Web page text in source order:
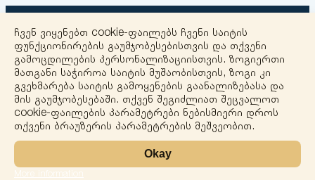
+
−
ჩვენ ვიყენებთ cookie-ფაილებს ჩვენი საიტის
ფუნქციონირების გაუმჯობესებისთვის და თქვენი
გამოცდილების პერსონალიზაციისთვის. ზოგიერთი
მათგანი საჭიროა საიტის მუშაობისთვის, ზოგი კი
გვეხმარება საიტის გამოყენების გაანალიზებასა და
მის გაუმჯობესებაში. თქვენ შეგიძლიათ შეცვალოთ
cookie-ფაილების პარამეტრები ნებისმიერი დროს
თქვენი ბრაუზერის პარამეტრების მეშვეობით.
Okay
More information